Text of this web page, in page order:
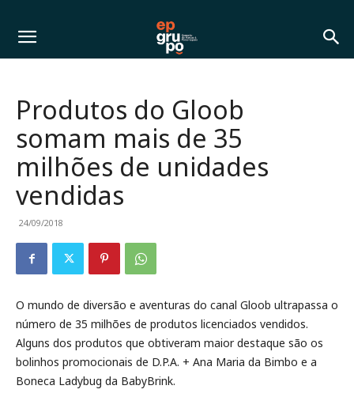
Produtos do Gloob
somam mais de 35
milhões de unidades
vendidas
24/09/2018
O mundo de diversão e aventuras do canal Gloob ultrapassa o
número de 35 milhões de produtos licenciados vendidos.
Alguns dos produtos que obtiveram maior destaque são os
bolinhos promocionais de D.P.A. + Ana Maria da Bimbo e a
Boneca Ladybug da BabyBrink.